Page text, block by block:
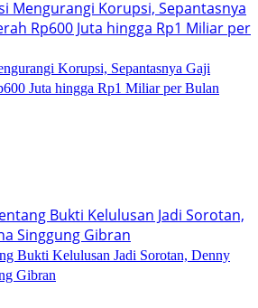
Korupsi, Sepantasnya Gaji
Juta hingga Rp1 Miliar per Bulan
Bukti Kelulusan Jadi Sorotan, Denny
Gibran